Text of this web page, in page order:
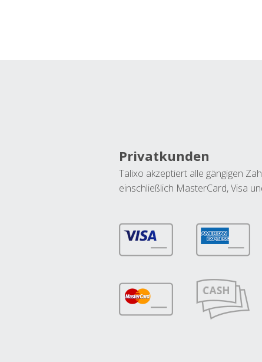
Privatkunden
Talixo akzeptiert alle gängigen
einschließlich MasterCard, Visa